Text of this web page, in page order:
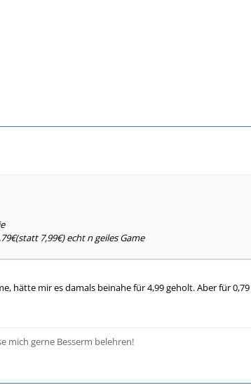
7,99€) echt n geiles Game
hätte mir es damals beinahe für 4,99 geholt. Aber für
mich gerne Besserm belehren!